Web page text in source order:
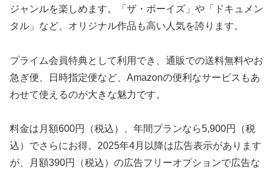
ジャンルを楽しめます。「ザ・ボーイズ」や「ドキュメン
タル」など、オリジナル作品も高い人気を誇ります。
プライム会員特典として利用でき、通販での送料無料やお
急ぎ便、日時指定便など、Amazonの便利なサービスもあ
わせて使えるのが大きな魅力です。
料金は月額600円（税込）、年間プランなら5,900円（税
込）でさらにお得。2025年4月以降は広告表示があります
が、月額390円（税込）の広告フリーオプションで広告な